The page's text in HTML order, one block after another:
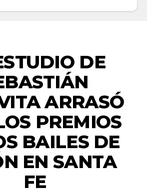
DE
ARRASÓ
PREMIOS
BAILES DE
EN SANTA
FE